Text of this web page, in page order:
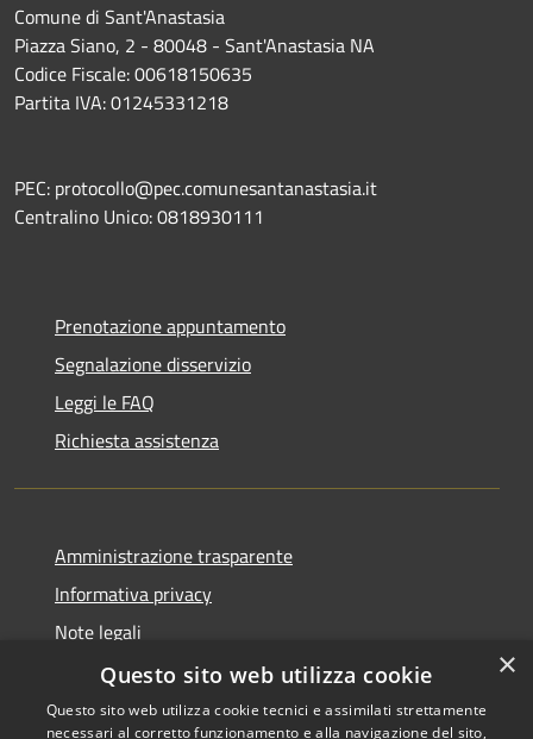
Comune di Sant'Anastasia
Piazza Siano, 2 - 80048 - Sant'Anastasia NA
Codice Fiscale: 00618150635
Partita IVA: 01245331218
PEC: protocollo@pec.comunesantanastasia.it
Centralino Unico: 0818930111
Prenotazione appuntamento
Segnalazione disservizio
Leggi le FAQ
Richiesta assistenza
Amministrazione trasparente
Informativa privacy
Note legali
Dichiarazione di accessibilità
×
Questo sito web utilizza cookie
Questo sito web utilizza cookie tecnici e assimilati strettamente
necessari al corretto funzionamento e alla navigazione del sito,